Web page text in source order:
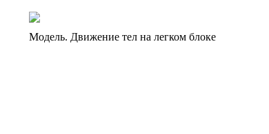
Модель. Движение тел на легком блоке